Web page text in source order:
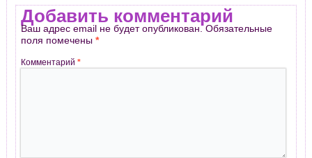
Добавить комментарий
Ваш адрес email не будет опубликован. Обязательные
поля помечены*
Комментарий*